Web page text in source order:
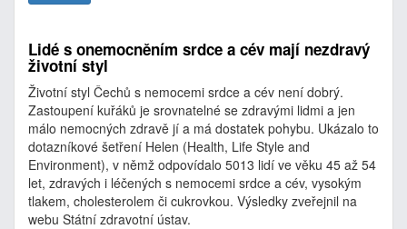
Lidé s onemocněním srdce a cév mají nezdravý
životní styl
Životní styl Čechů s nemocemi srdce a cév není dobrý.
Zastoupení kuřáků je srovnatelné se zdravými lidmi a jen
málo nemocných zdravě jí a má dostatek pohybu. Ukázalo to
dotazníkové šetření Helen (Health, Life Style and
Environment), v němž odpovídalo 5013 lidí ve věku 45 až 54
let, zdravých i léčených s nemocemi srdce a cév, vysokým
tlakem, cholesterolem či cukrovkou. Výsledky zveřejnil na
webu Státní zdravotní ústav.